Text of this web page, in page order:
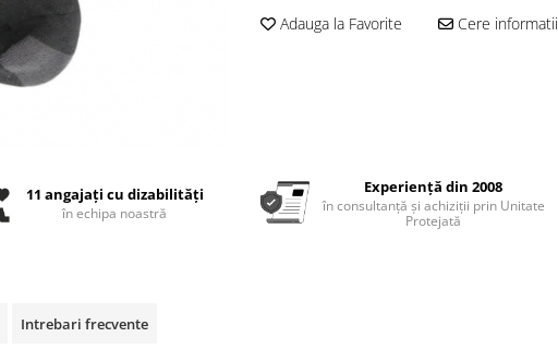
Adauga la Favorite Cere informatii
11 angajați cu dizabilități
în echipa noastră
Experiență din 2008
în consultanță și achiziții prin Unitate
Protejată
Intrebari frecvente